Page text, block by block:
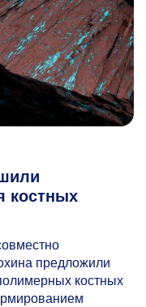
костных
предложили
костных